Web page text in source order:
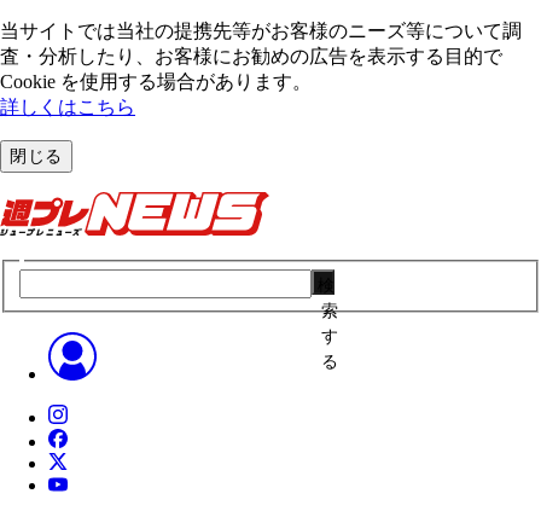
当サイトでは当社の提携先等がお客様のニーズ等について調
査・分析したり、お客様にお勧めの広告を表⽰する⽬的で
Cookie を使⽤する場合があります。
詳しくはこちら
閉じる
索
す
る